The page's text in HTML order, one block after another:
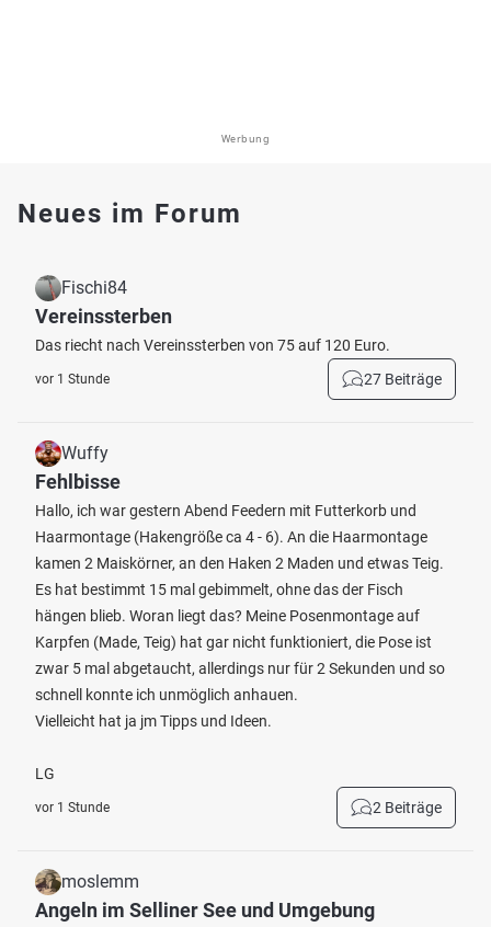
Werbung
Neues im Forum
Fischi84
Vereinssterben
Das riecht nach Vereinssterben von 75 auf 120 Euro.
vor 1 Stunde 27 Beiträge
Wuffy
Fehlbisse
Hallo, ich war gestern Abend Feedern mit Futterkorb und
Haarmontage (Hakengröße ca 4 - 6). An die Haarmontage
kamen 2 Maiskörner, an den Haken 2 Maden und etwas Teig.
Es hat bestimmt 15 mal gebimmelt, ohne das der Fisch
hängen blieb. Woran liegt das? Meine Posenmontage auf
Karpfen (Made, Teig) hat gar nicht funktioniert, die Pose ist
zwar 5 mal abgetaucht, allerdings nur für 2 Sekunden und so
schnell konnte ich unmöglich anhauen.
Vielleicht hat ja jm Tipps und Ideen.
LG
vor 1 Stunde 2 Beiträge
moslemm
Angeln im Selliner See und Umgebung